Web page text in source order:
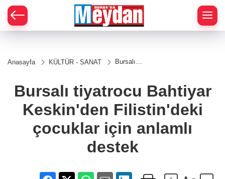
Anasayfa KÜLTÜR - SANAT
Bursalı
Filistin'deki
için
anlamlı
destek
Bursalı tiyatrocu Bahtiyar
Keskin'den Filistin'deki
çocuklar için anlamlı
destek